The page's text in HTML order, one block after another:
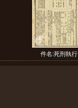
件名:死刑執行